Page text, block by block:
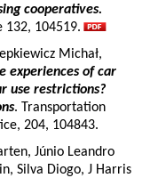
cooperatives.
132, 104519.
Michał,
experiences of car
use restrictions?
. Transportation
204, 104843.
Júnio Leandro
Silva Diogo, J Harris